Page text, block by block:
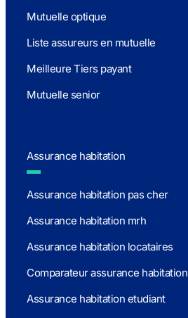
Mutuelle optique
Liste assureurs en mutuelle
Meilleure Tiers payant
Mutuelle senior
Assurance habitation
Assurance habitation pas cher
Assurance habitation mrh
Assurance habitation locataires
Comparateur assurance habitation
Assurance habitation etudiant